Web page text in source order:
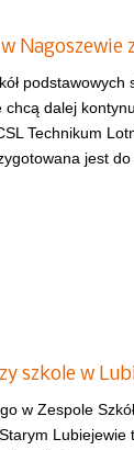
Nagoszewie
podstawowych
chcą dalej
Technikum
jest
szkole w
w Zespole
Lubiejewie